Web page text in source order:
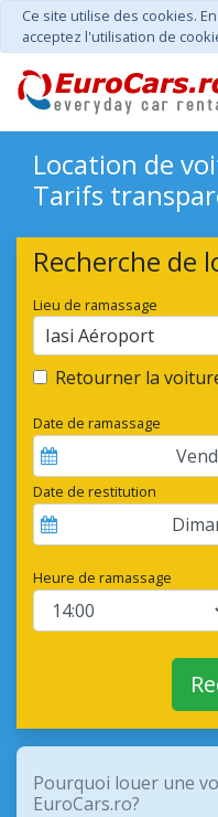
Ce site utilise des cookies.
acceptez l'utilisation de
Location de
Tarifs
Recherche de
Lieu de ramassage
Iasi Aéroport
Retourner la
Date de ramassage
Date de restitution
Heure de ramassage
Pourquoi louer une
EuroCars.ro?